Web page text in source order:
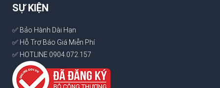
SỰ KIỆN
✅ Bảo Hành Dài Hạn
✅ Hỗ Trợ Báo Giá Miễn Phí
✅ HOTLINE 0904.072.157